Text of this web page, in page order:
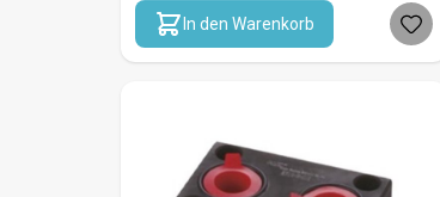
In den Warenkorb